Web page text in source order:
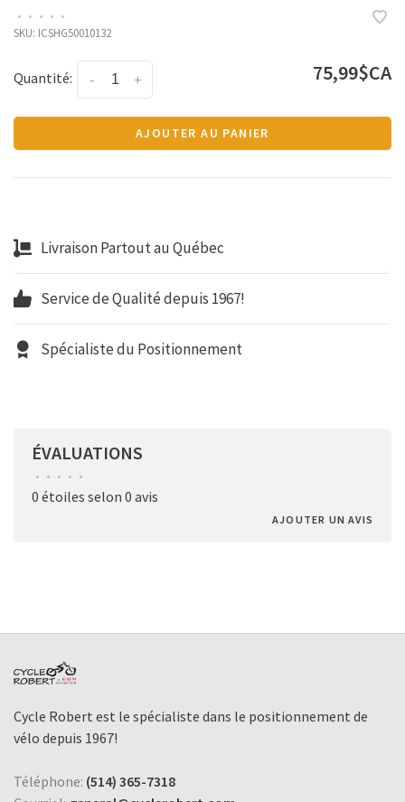
• • • • •
SKU: ICSHG50010132
Quantité: +
- 75,99$CA
AJOUTER AU PANIER
Livraison Partout au Québec
Service de Qualité depuis 1967!
Spécialiste du Positionnement
ÉVALUATIONS
• • • • •
0 étoiles selon 0 avis
AJOUTER UN AVIS
Cycle Robert est le spécialiste dans le positionnement de
vélo depuis 1967!
Téléphone: (514) 365-7318